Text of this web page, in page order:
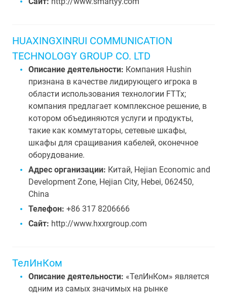
HUAXINGXINRUI COMMUNICATION
TECHNOLOGY GROUP CO. LTD
Описание деятельности: Компания Hushin
признана в качестве лидирующего игрока в
области использования технологии FTTx;
компания предлагает комплексное решение, в
котором объединяются услуги и продукты,
такие как коммутаторы, сетевые шкафы,
шкафы для сращивания кабелей, оконечное
оборудование.
Адрес организации: Китай, Hejian Economic and
Development Zone, Hejian City, Hebei, 062450,
China
Телефон: +86 317 8206666
Сайт: http://www.hxxrgroup.com
ТелИнКом
Описание деятельности: «ТелИнКом» является
одним из самых значимых на рынке